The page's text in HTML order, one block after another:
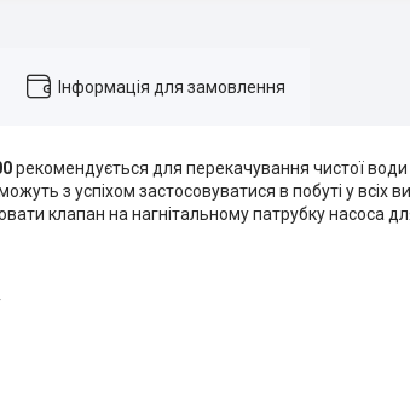
Інформація для замовлення
рекомендується для перекачування чистої води
з успіхом застосовуватися в побуті у
клапан на нагнітальному патрубку насоса